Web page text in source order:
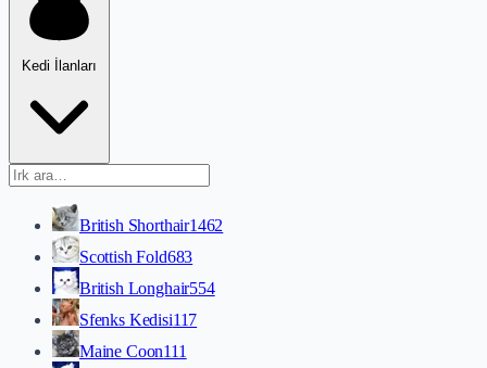
Kedi İlanları
British Shorthair1462
Scottish Fold683
British Longhair554
Sfenks Kedisi117
Maine Coon111